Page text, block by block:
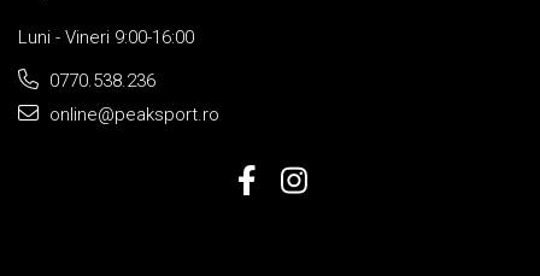
Luni - Vineri 9:00-16:00
0770.538.236
online@peaksport.ro